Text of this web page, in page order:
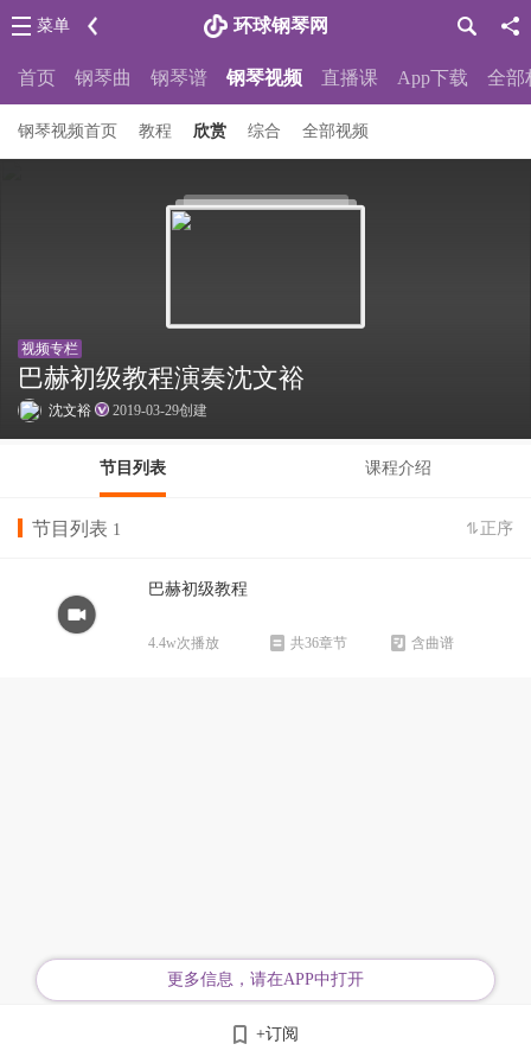
环球钢琴网
菜单
首页 钢琴曲 钢琴谱 钢琴视频 直播课 App下载 全部
钢琴视频首页 教程 欣赏 综合 全部视频
视频专栏
巴赫初级教程演奏沈文裕
沈文裕 2019-03-29创建
节目列表 课程介绍
节目列表 1 正序
巴赫初级教程
4.4w次播放 共36章节 含曲谱
更多信息，请在APP中打开
+订阅